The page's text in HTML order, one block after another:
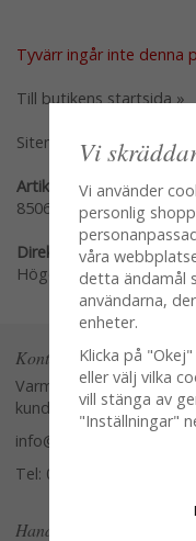
Tyvärr ingår inte
Till butikens startsida »
Sitemap »
Artikelnummer:
8506-RA
Direktlänk:
Högerklicka och kopiera
Kontakta oss
Varmt välkommen att
kundtjänst.
info@glasverandan.se
Tel: 079-3495968
Handla
Vi
Vi använder
personlig
våra
detta ändamål
användarna,
enheter.
Klicka på
eller välj vilka
vill stänga av
"Inställningar"